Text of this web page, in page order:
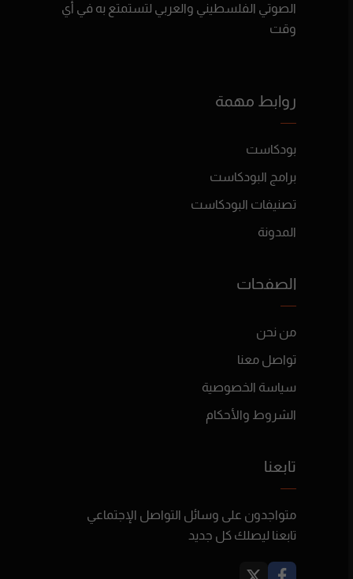
الصوتي الفلسطيني والعربي لتستمتع به في أي
وقت
روابط مهمة
بودكاست
برامج البودكاست
تصنيفات البودكاست
المدونة
الصفحات
من نحن
تواصل معنا
سياسة الخصوصية
الشروط والأحكام
تابعنا
متواجدون على وسائل التواصل الإجتماعي
تابعنا ليصلك كل جديد